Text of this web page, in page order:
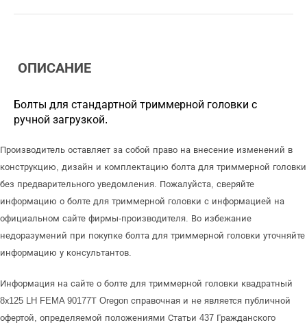
ОПИСАНИЕ
Болты для стандартной триммерной головки с
ручной загрузкой.
Производитель оставляет за собой право на внесение изменений в
конструкцию, дизайн и комплектацию болта для триммерной головки
без предварительного уведомления. Пожалуйста, сверяйте
информацию о болте для триммерной головки с информацией на
официальном сайте фирмы-производителя. Во избежание
недоразумений при покупке болта для триммерной головки уточняйте
информацию у консультантов.
Информация на сайте о болте для триммерной головки квадратный
8х125 LH FEMA 90177Т Oregon справочная и не является публичной
офертой, определяемой положениями Статьи 437 Гражданского